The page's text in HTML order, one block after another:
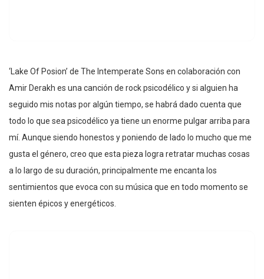
‘Lake Of Posion’ de The Intemperate Sons en colaboración con
Amir Derakh es una canción de rock psicodélico y si alguien ha
seguido mis notas por algún tiempo, se habrá dado cuenta que
todo lo que sea psicodélico ya tiene un enorme pulgar arriba para
mí. Aunque siendo honestos y poniendo de lado lo mucho que me
gusta el género, creo que esta pieza logra retratar muchas cosas
a lo largo de su duración, principalmente me encanta los
sentimientos que evoca con su música que en todo momento se
sienten épicos y energéticos.